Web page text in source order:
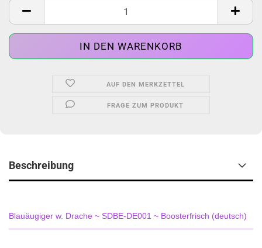
AUF DEN MERKZETTEL
FRAGE ZUM PRODUKT
Beschreibung
Blauäugiger w. Drache ~ SDBE-DE001 ~ Boosterfrisch (deutsch)